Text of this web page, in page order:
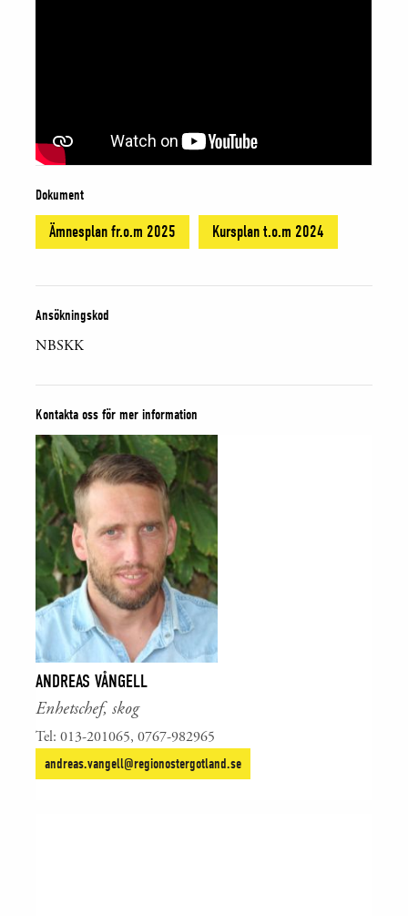
Dokument
Ämnesplan fr.o.m 2025 Kursplan t.o.m 2024
Ansökningskod
NBSKK
Kontakta oss för mer information
ANDREAS VÅNGELL
Enhetschef, skog
Tel: 013-201065, 0767-982965
andreas.vangell@regionostergotland.se